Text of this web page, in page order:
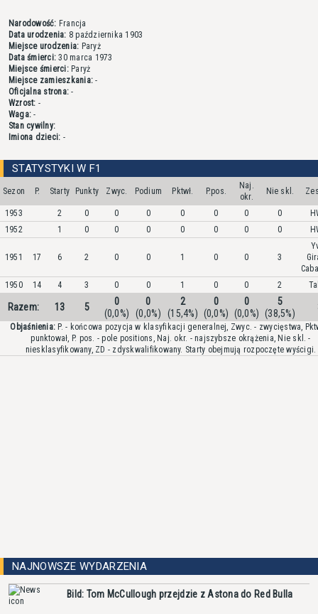
Narodowość: Francja
Data urodzenia: 8 października 1903
Miejsce urodzenia: Paryż
Data śmierci: 30 marca 1973
Miejsce śmierci:Paryż
Miejsce zamieszkania: -
Oficjalna strona: -
Wzrost: -
Waga: -
Stan cywilny:
Imiona dzieci: -
STATYSTYKI W F1
Sezon P. Starty Punkty Zwyc. Podium Pktwł. P.pos.
Naj.
okr.
Nie skl.
1953 2 0 0 0 0 0 0 0
1952
1 0 0 0 0 0 0 0
1951 17 6 2 0 0 1 0 0 3
1950
14 4 3 0 0 1 0 0 2
Razem: 13 5
0
(0,0%)
0
(0,0%)
2
(15,4%)
0
(0,0%)
0
(0,0%)
5
(38,5%)
Objaśnienia: P. - końcowa pozycja w klasyfikacji generalnej, Zwyc. - zwycięstwa,
punktował, P. pos. - pole positions, Naj. okr. - najszybsze okrążenia, Nie skl. -
niesklasyfikowany, ZD - zdyskwalifikowany. Starty obejmują rozpoczęte wyścigi.
NAJNOWSZE WYDARZENIA
Bild: Tom McCullough przejdzie z Astona do Red Bulla